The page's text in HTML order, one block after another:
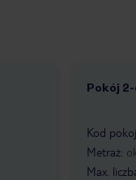
Pokój
1 / 1
Kod
Metraż:
Max.